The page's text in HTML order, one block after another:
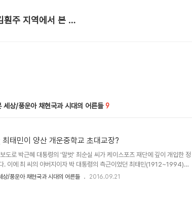
김주완 김훤주 지역에서 본 세상
세상/풍운아 채현국과 시대의 어른들 9
태민이 양산 개운중학교 초대교장?
도로 박근혜 대통령의 '말벗' 최순실 씨가 케이스포츠 재단에 깊이 개입한 정
. 이에 최 씨의 아버지이자 박 대통령의 측근이었던 최태민(1912~1994)에
시 높아지고 있다.한겨레는 최태민 씨의 행적과 경력을 기록하면서 '양산 개
상/풍운아 채현국과 시대의 어른들 2016.09.21